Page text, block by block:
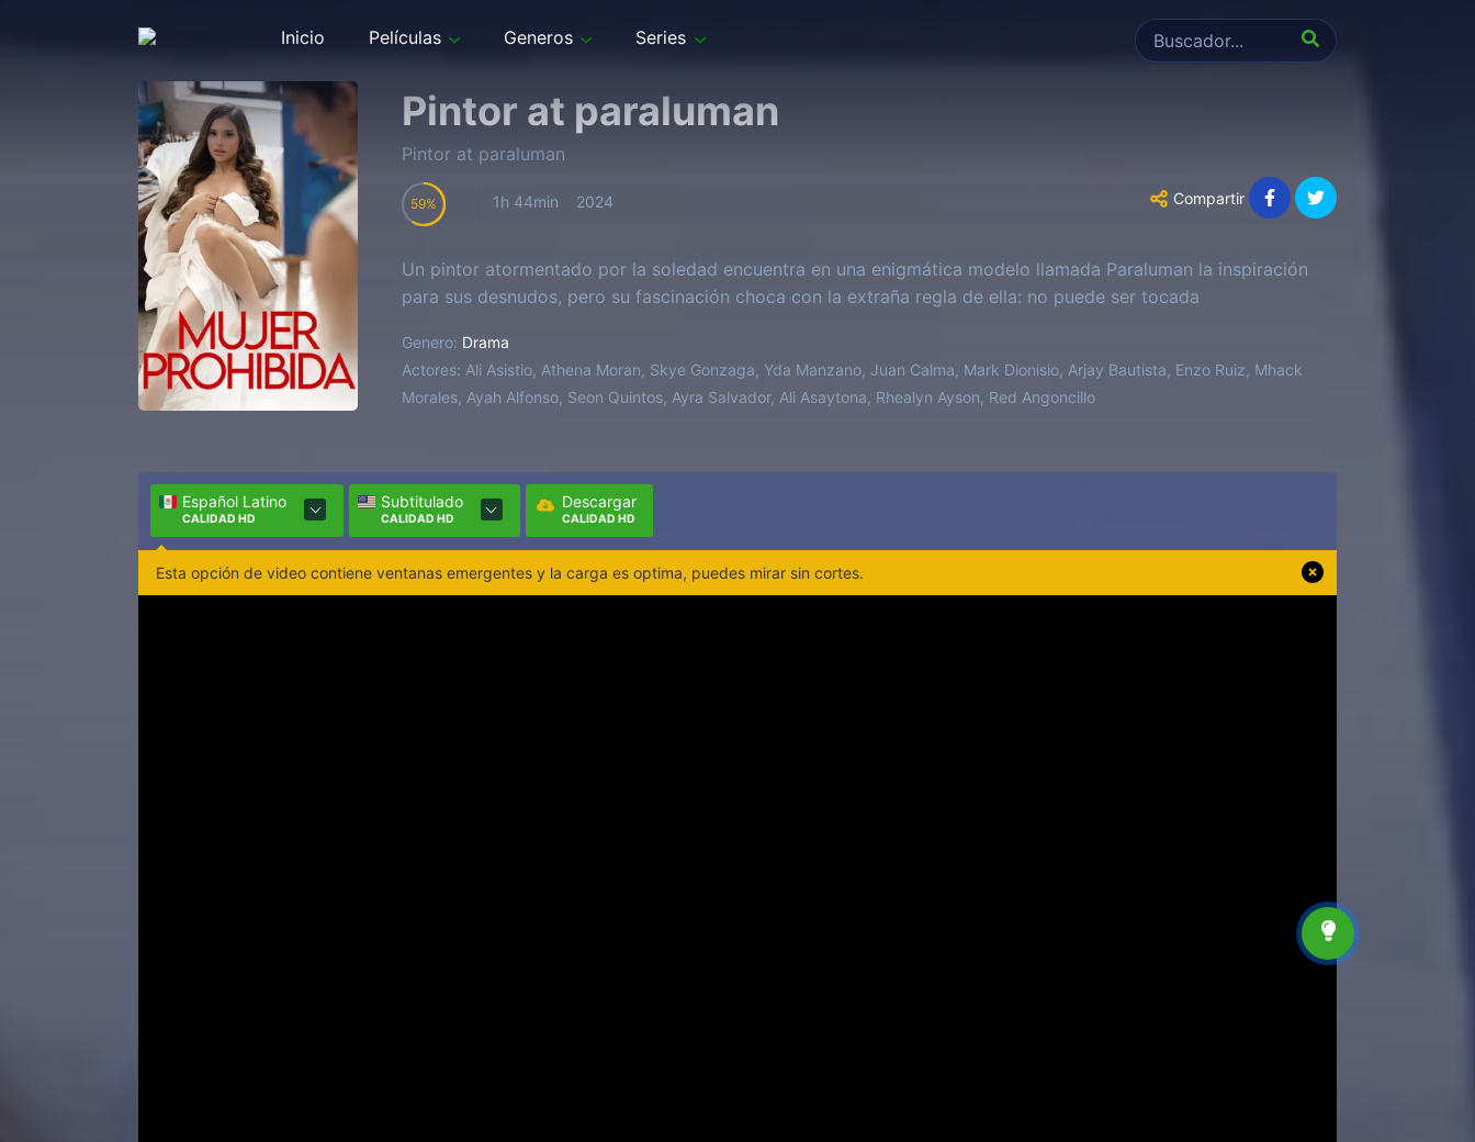
Inicio Películas Generos Series
Pintor at paraluman
Pintor at paraluman
59 1h 44min 2024 Compartir
Un pintor atormentado por la soledad encuentra en una enigmática modelo llamada Paraluman la inspiración
para sus desnudos, pero su fascinación choca con la extraña regla de ella: no puede ser tocada
Genero: Drama
Actores: Ali Asistio, Athena Moran, Skye Gonzaga, Yda Manzano, Juan Calma, Mark Dionisio, Arjay Bautista, Enzo Ruiz, Mhack
Morales, Ayah Alfonso, Seon Quintos, Ayra Salvador, Ali Asaytona, Rhealyn Ayson, Red Angoncillo
Español Latino
CALIDAD HD
Subtitulado
CALIDAD HD
Descargar
CALIDAD HD
Esta opción de video contiene ventanas emergentes y la carga es optima, puedes mirar sin cortes.